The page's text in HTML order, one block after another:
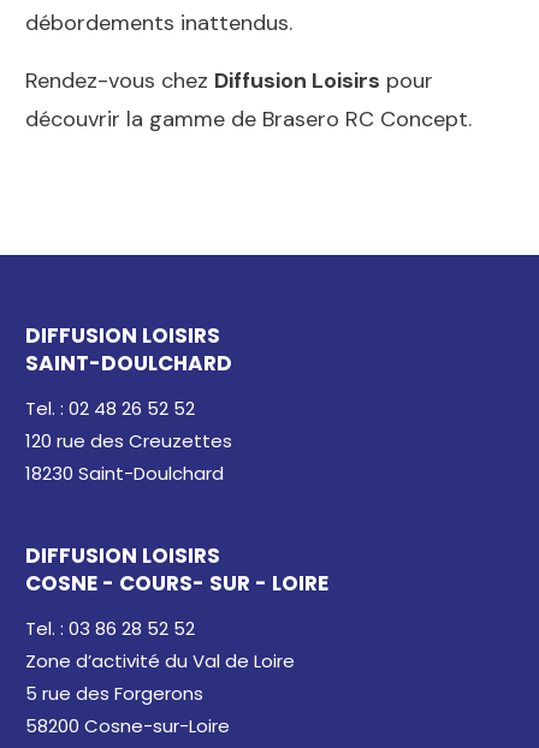
débordements inattendus.
Rendez-vous chez Diffusion Loisirs pour
découvrir la gamme de Brasero RC Concept.
DIFFUSION LOISIRS
SAINT-DOULCHARD
Tel. : 02 48 26 52 52
120 rue des Creuzettes
18230 Saint-Doulchard
DIFFUSION LOISIRS
COSNE - COURS- SUR - LOIRE
Tel. : 03 86 28 52 52
Zone d’activité du Val de Loire
5 rue des Forgerons
58200 Cosne-sur-Loire